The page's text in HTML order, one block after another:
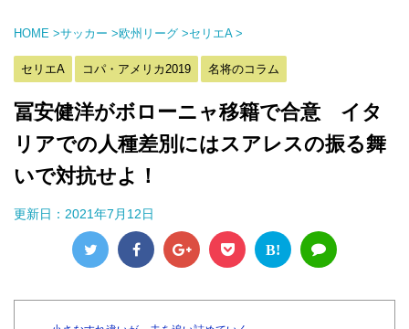
HOME >サッカー >欧州リーグ >セリエA >
セリエA コパ・アメリカ2019 名将のコラム
冨安健洋がボローニャ移籍で合意 イタ
リアでの人種差別にはスアレスの振る舞
いで対抗せよ！
更新日： 2021年7月12日
B!